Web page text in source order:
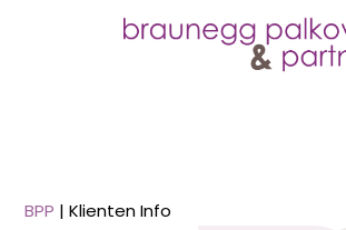
BPP |Klienten Info